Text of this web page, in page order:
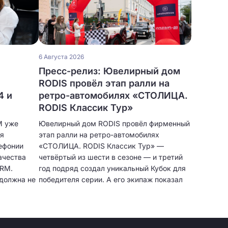
и
уже
не
6 Августа 2026
Пресс-релиз: Ювелирный дом
RODIS провёл этап ралли на
ретро-автомобилях «СТОЛИЦА.
RODIS Классик Тур»
Ювелирный дом RODIS провёл фирменный
этап ралли на ретро-автомобилях
«СТОЛИЦА. RODIS Классик Тур» —
четвёртый из шести в сезоне — и третий
год подряд создал уникальный Кубок для
победителя серии. А его экипаж показал